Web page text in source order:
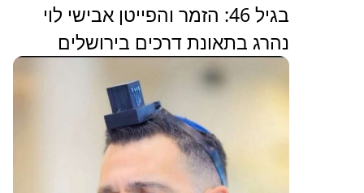
בגיל 46: הזמר והפייטן אבישי לוי
נהרג בתאונת דרכים בירושלים